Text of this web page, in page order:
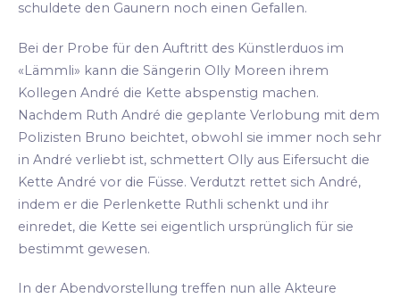
schuldete den Gaunern noch einen Gefallen.
Bei der Probe für den Auftritt des Künstlerduos im
«Lämmli» kann die Sängerin Olly Moreen ihrem
Kollegen André die Kette abspenstig machen.
Nachdem Ruth André die geplante Verlobung mit dem
Polizisten Bruno beichtet, obwohl sie immer noch sehr
in André verliebt ist, schmettert Olly aus Eifersucht die
Kette André vor die Füsse. Verdutzt rettet sich André,
indem er die Perlenkette Ruthli schenkt und ihr
einredet, die Kette sei eigentlich ursprünglich für sie
bestimmt gewesen.
In der Abendvorstellung treffen nun alle Akteure